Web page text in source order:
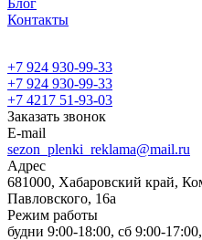
Блог
Контакты
+7 924 930-99-33
+7 924 930-99-33
+7 4217 51-93-03
Заказать звонок
E-mail
sezon_plenki_reklama@mail.ru
Адрес
681000, Хабаровский край,
Павловского, 16а
Режим работы
будни 9:00-18:00, сб 9:00-